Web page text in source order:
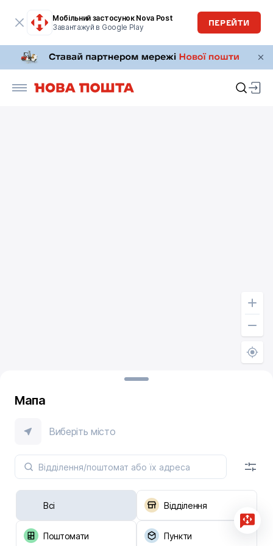
Мобільний застосунок Nova Post
Завантажуй в Google Play
ПЕРЕЙТИ
Мапа
Виберіть місто
Всі Відділення
Поштомати Пункти